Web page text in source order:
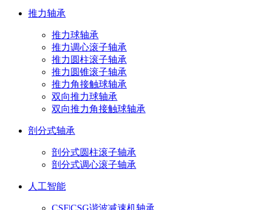
推力轴承
推力球轴承
推力调心滚子轴承
推力圆柱滚子轴承
推力圆锥滚子轴承
推力角接触球轴承
双向推力球轴承
双向推力角接触球轴承
剖分式轴承
剖分式圆柱滚子轴承
剖分式调心滚子轴承
人工智能
CSF|CSG谐波减速机轴承